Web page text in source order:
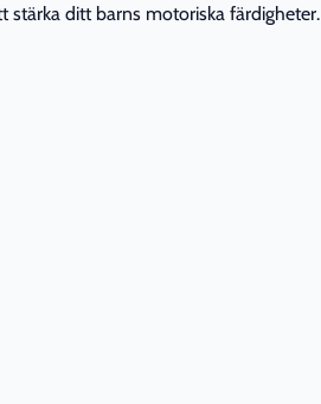
stärka ditt barns motoriska färdigheter.